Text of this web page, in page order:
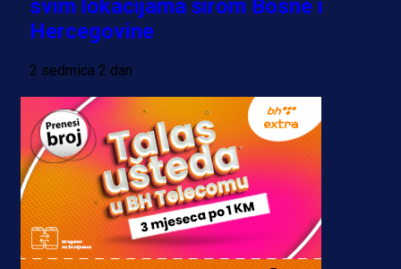
svim lokacijama širom Bosne i
Hercegovine
2 sedmica 2 dan